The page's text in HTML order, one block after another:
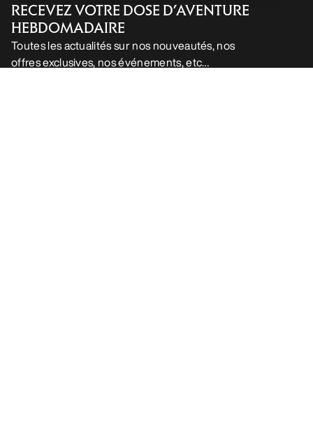
Help
RECEVEZ VOTRE DOSE D’AVENTURE
HEBDOMADAIRE
Toutes les actualités sur nos nouveautés, nos
offres exclusives, nos événements, etc…